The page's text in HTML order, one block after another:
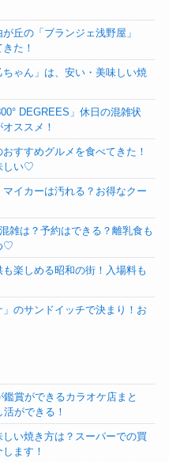
丘の「ブランジェ浅野屋」
た！
ゃん」は、安い・美味しい焼
DEGREES」休日の混雑状
ススメ！
すすめグルメを食べてきた！
しい♡
イカーは汚れる？お得なクー
雑は？予約はできる？離乳食も
♡
楽しめる昭和の街！入場料も
のサンドイッチで決まり！お
賞ができるカラオケ店まと
ができる！
い焼き方は？スーパーでの買
ます！